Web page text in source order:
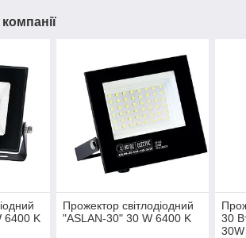
6400 K
Прожектор світлодіодний
"ASLAN-30" 30 W 6400 K
30